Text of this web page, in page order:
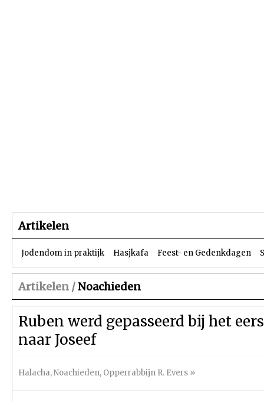
Artikelen
Jodendom in praktijk Hasjkafa Feest- en Gedenkdagen
Artikelen /Noachieden
Ruben werd gepasseerd bij het
naar Joseef
Halacha,Noachieden, Opperrabbijn R. Evers »